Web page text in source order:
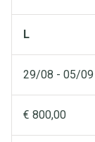
L
29/08 - 05/09
€ 800,00